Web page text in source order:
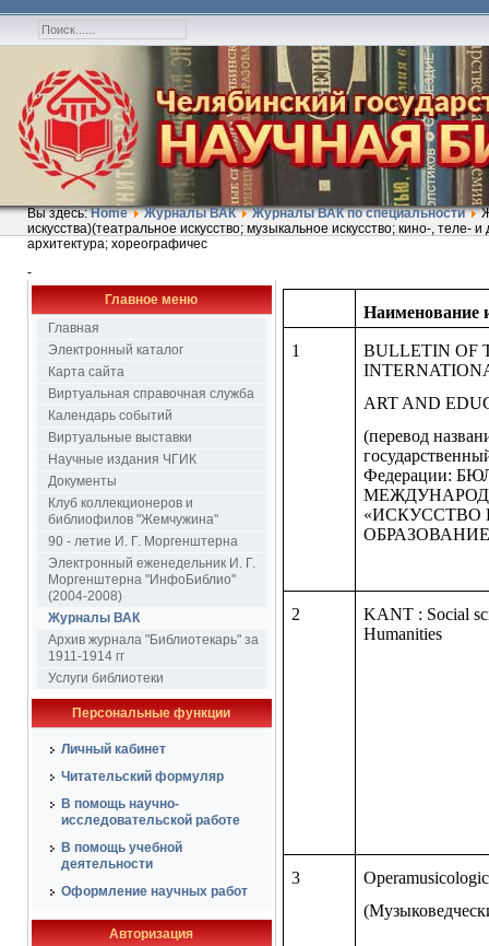
Вы здесь:Home Журналы ВАК Журналы ВАК по специальности
искусства)(театральное искусство; музыкальное искусство; кино-, теле-
архитектура; хореографичес
-
Главное меню
Главная
Электронный каталог
Карта сайта
Виртуальная справочная служба
Календарь событий
Виртуальные выставки
Научные издания ЧГИК
Документы
Клуб коллекционеров и
библиофилов "Жемчужина"
90 - летие И. Г. Моргенштерна
Электронный еженедельник И. Г.
Моргенштерна "ИнфоБиблио"
(2004-2008)
Журналы ВАК
Архив журнала "Библиотекарь" за
1911-1914 гг
Услуги библиотеки
Персональные функции
Личный кабинет
Читательский формуляр
В помощь научно-
исследовательской работе
В помощь учебной
деятельности
Оформление научных работ
Авторизация
Наименование
1
BULLETIN OF
ART AND
(перевод
Федерации:
«ИСКУССТВО
2
KANT : Social
Humanities
3